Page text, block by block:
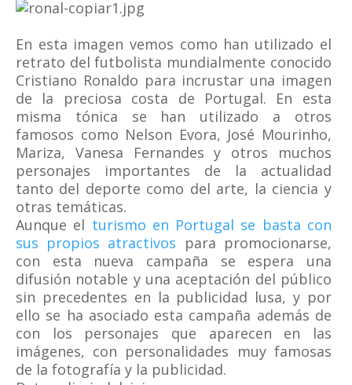
En esta imagen vemos como han utilizado el
retrato del futbolista mundialmente conocido
Cristiano Ronaldo para incrustar una imagen
de la preciosa costa de Portugal. En esta
misma tónica se han utilizado a otros
famosos como Nelson Evora, José Mourinho,
Mariza, Vanesa Fernandes y otros muchos
personajes importantes de la actualidad
tanto del deporte como del arte, la ciencia y
otras temáticas.
Aunque el turismo en Portugal se basta con
sus propios atractivos para promocionarse,
con esta nueva campaña se espera una
difusión notable y una aceptación del público
sin precedentes en la publicidad lusa, y por
ello se ha asociado esta campaña además de
con los personajes que aparecen en las
imágenes, con personalidades muy famosas
de la fotografía y la publicidad.